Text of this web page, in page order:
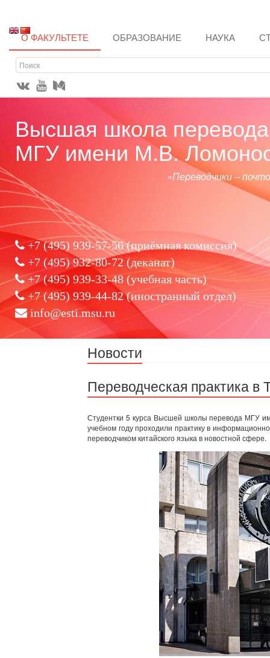
О ФАКУЛЬТЕТЕ ОБРАЗОВАНИЕ НАУКА
Высшая школа
МГУ имени М.В.
«Переводчики –
+7 (495) 939-57-56(приёмная комиссия)
+7 (495) 932-80-72 (деканат)
+7 (495) 939-33-48 (учебная часть)
+7 (495) 939-44-82 (иностранный отдел)
info@esti.msu.ru
Новости
Переводческая практика в
Студентки 5 курса Высшей школы перевода МГУ
учебном году проходили практику в
переводчиком китайского языка в новостной сфере.